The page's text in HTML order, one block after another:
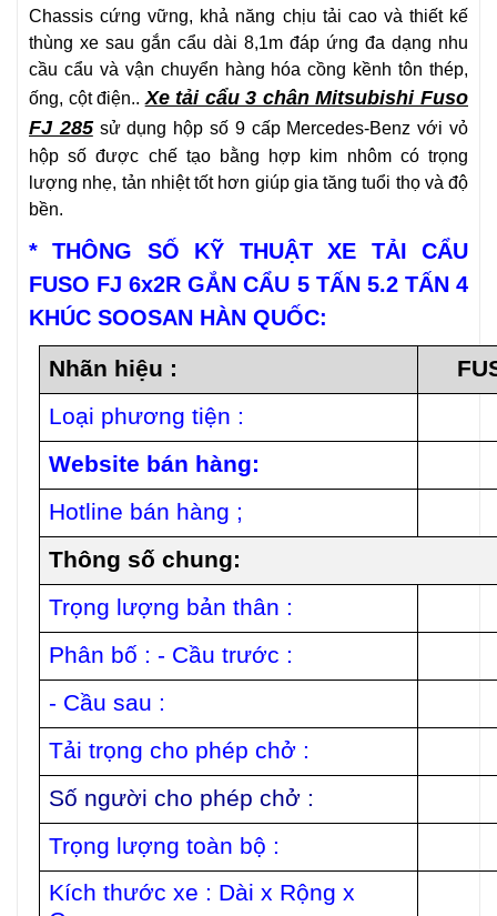
Chassis cứng vững, khả năng chịu tải cao và thiết kế
thùng xe sau gắn cẩu dài 8,1m đáp ứng đa dạng nhu
cầu cẩu và vận chuyển hàng hóa cồng kềnh tôn thép,
ống, cột điện.. Xe tải cẩu 3 chân Mitsubishi Fuso
FJ 285sử dụng hộp số 9 cấp Mercedes-Benz với vỏ
hộp số được chế tạo bằng hợp kim nhôm có trọng
lượng nhẹ, tản nhiệt tốt hơn giúp gia tăng tuổi thọ và độ
bền.
* THÔNG SỐ KỸ THUẬT XE TẢI CẨU
FUSO FJ 6x2R GẮN CẨU 5 TẤN 5.2 TẤN 4
KHÚC SOOSAN HÀN QUỐC:
Nhãn hiệu :
Loại phương tiện :
Website bán hàng:
Hotline bán hàng ;
Thông số chung:
Trọng lượng bản thân :
Phân bố : - Cầu trước :
- Cầu sau :
Tải trọng cho phép chở :
Số người cho phép chở :
Trọng lượng toàn bộ :
Kích thước xe : Dài x Rộng x